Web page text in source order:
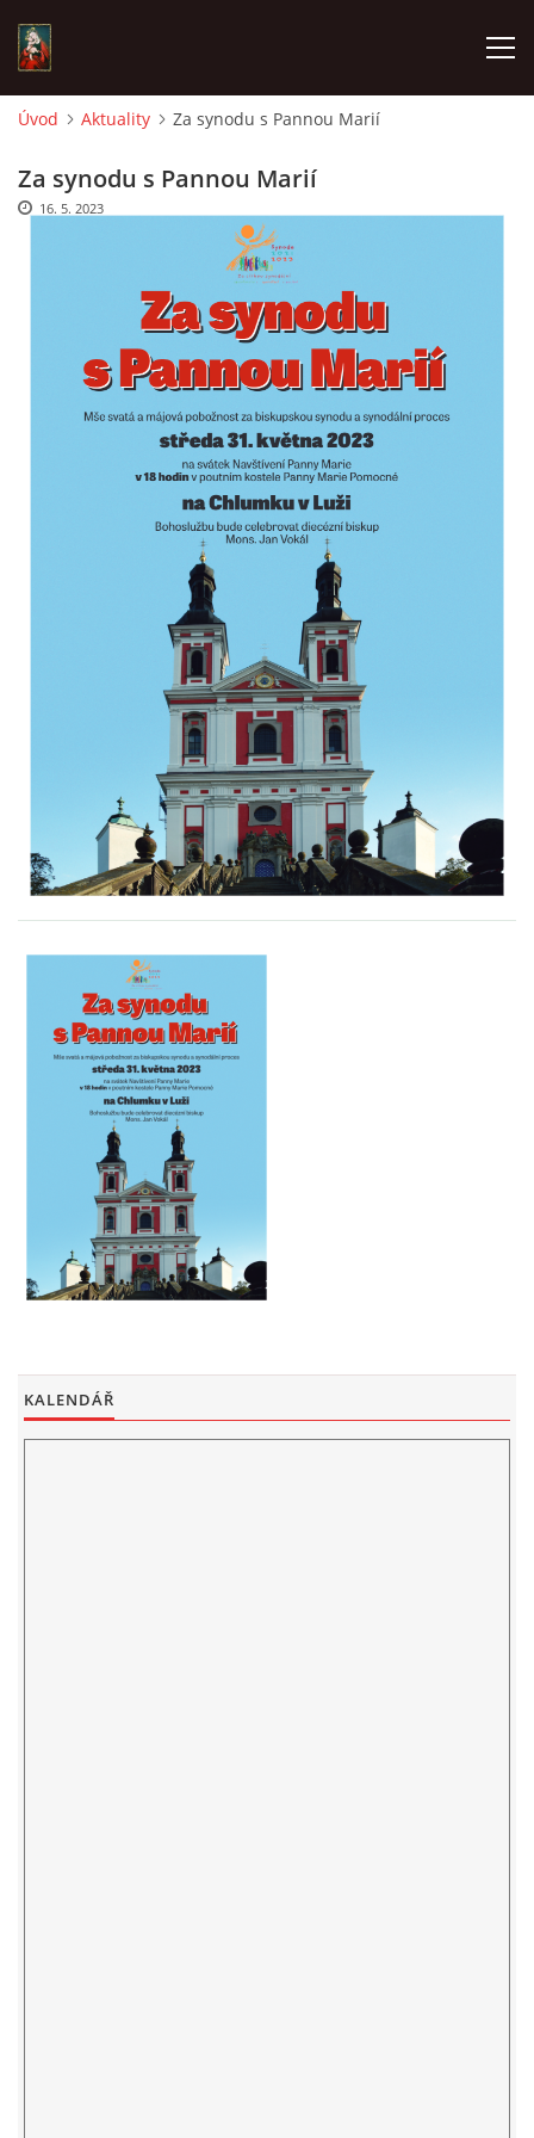
ŽIVÉ VYSÍLÁNÍ
ČASOPIS CHLUMEČEK
© 2026 eStránky.cz |Závadný obsah?|Zpracování dat
Úvod Aktuality Za synodu s Pannou Marií
Za synodu s Pannou Marií
16. 5. 2023
KALENDÁŘ